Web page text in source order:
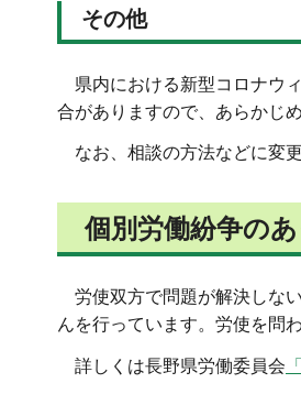
その他
県内における新型コロナウ
合がありますので、あらかじ
なお、相談の方法などに変
個別労働紛争の
労使双方で問題が解決しな
んを行っています。労使を問
詳しくは長野県労働委員会